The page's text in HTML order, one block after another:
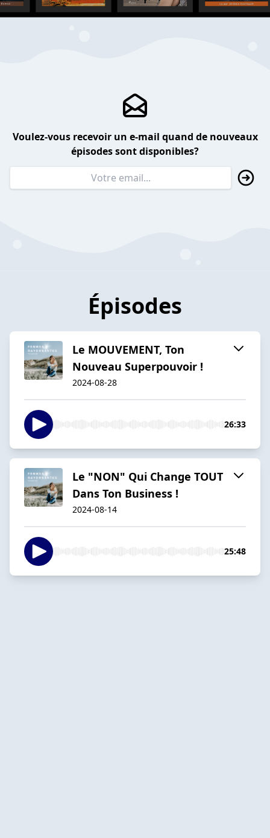
Voulez-vous recevoir un e-mail quand de nouveaux
épisodes sont disponibles?
Épisodes
Le MOUVEMENT, Ton
Nouveau Superpouvoir !
2024-08-28
26:33
Le "NON" Qui Change TOUT
Dans Ton Business !
2024-08-14
25:48